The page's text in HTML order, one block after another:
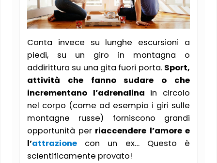
Conta invece su lunghe escursioni a
piedi, su un giro in montagna o
addirittura su una gita fuori porta. Sport,
attività che fanno sudare o che
incrementano l’adrenalina in circolo
nel corpo (come ad esempio i giri sulle
montagne russe) forniscono grandi
opportunità per riaccendere l’amore e
l’attrazione con un ex… Questo è
scientificamente provato!